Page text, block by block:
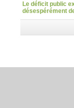
Le déficit public
désespérément